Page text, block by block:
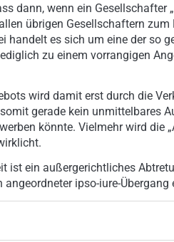
dann, wenn ein
übrigen Gesellschaftern
handelt es sich um eine der so
zu einem vorrangigen
wird damit erst durch die
gerade kein unmittelbares
könnte. Vielmehr wird die
ist ein außergerichtliches
ipso-iure-